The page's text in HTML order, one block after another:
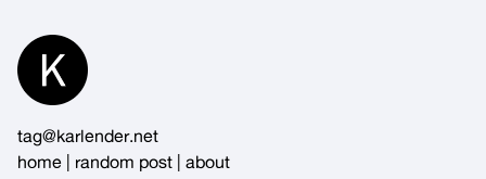
Content
tag@karlender.net
home
random post about